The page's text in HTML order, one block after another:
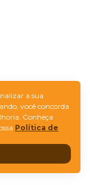
a sua
você concorda
Conheça
Política de